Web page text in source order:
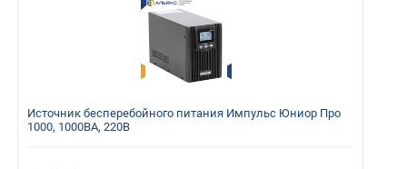
Источник бесперебойного питания Импульс Юниор Про
1000, 1000ВА, 220В